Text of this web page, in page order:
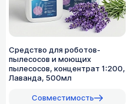
Средство для роботов-
пылесосов и моющих
пылесосов, концентрат 1:200,
Лаванда, 500мл
Совместимость